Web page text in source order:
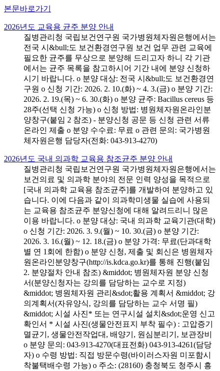
본문바로가기
2026년도 교육용 균주 분양 안내
질병관리청 국립보건연구원 국가병원체자원은행에서는
전국 시&bull;도 보건환경연구원 보건 업무 관련 교육에
필요한 균주를 무상으로 분양해 드리고자 하니 각 기관
에서는 균주 목록을 참고하시어 기간 내에 분양 신청하
시기 바랍니다. o 분양 대상: 전국 시&bull;도 보건환경연
구원 o 신청 기간: 2026. 2. 10.(화) ~ 4. 3.(금) o 분양 기간:
2026. 2. 19.(목) ~ 6. 30.(화) o 분양 균주: Bacillus cereus 등
28주(선택 신청 가능) o 신청 방법: 병원체자원온라인분
양창구(붙임 2 참조) - 분양신청 공문 등 신청 관련 서류
온라인 제출 o 분양 수수료: 무료 o 관련 문의: 국가병원
체자원은행 담당자(전화: 043-913-4270)
2026년도 국내 의과학 교육용 참조균주 분양 안내
질병관리청 국립보건연구원 국가병원체자원은행에서는
보건의료 및 의과학 분야의 전문 인력 양성을 목적으로
[국내 의과학 교육용 참조균주]를 개발하여 분양하고 있
습니다. 이에 다음과 같이 의과학미생물 실습에 사용되
는 교육용 참조균주 분양신청에 대해 알려드리니 많은
이용 바랍니다. o 분양 대상: 국내 의과학 교육기관(대학)
o 신청 기간: 2026. 3. 9.(월) ~ 10. 30.(금) o 분양 기간:
2026. 3. 16.(월) ~ 12. 18.(금) o 분양 가격: 무료(단과대학
별 연 1회에 한함) o 분양 신청, 제출 및 회신은 병원체자
원온라인분양창구(http://is.kdca.go.kr)를 통해 진행(붙임
2. 분양절차 안내 참조) &middot; 병원체자원 분양 신청
서(분양신청자는 강의를 담당하는 교수로 지정)
&middot; 병원체자원 관리&sdot;활용 계획서 &middot; 강
의계획서(자유양식, 강의를 담당하는 교수 서명 필)
&middot; 시설 사진* 또는 연구시설 설치&sdot;운영 신고
확인서 * 시설 사진(생물안전표지 부착 필수) : 고압증기
멸균기, 생물안전작업대, 배양기, 원심분리기, 보관장비
o 분양 문의: 043-913-4270(대표전화) 043-913-4261(담당
자) o 수령 방법: 직접 방문수령(바이러스자원 미포함시
착불택배수령 가능) o 주소: (28160) 충청북도 청주시 흥